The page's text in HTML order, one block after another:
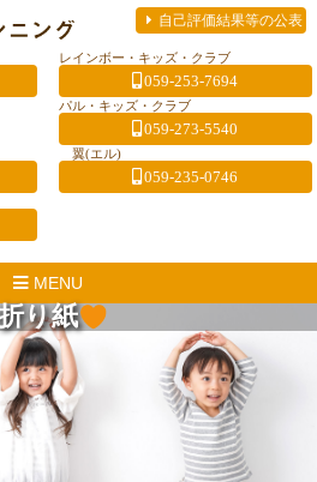
自己評価結果等の公表
レインボー・キッズ・クラブ
059-253-7694
パル・キッズ・クラブ
059-273-5540
翼(エル)
059-235-0746
MENU
り紙